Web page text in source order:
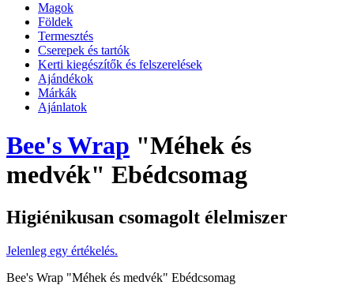
Magok
Földek
Termesztés
Cserepek és tartók
Kerti kiegészítők és felszerelések
Ajándékok
Márkák
Ajánlatok
Bee's Wrap "Méhek és
medvék" Ebédcsomag
Higiénikusan csomagolt élelmiszer
Jelenleg egy értékelés.
Bee's Wrap "Méhek és medvék" Ebédcsomag